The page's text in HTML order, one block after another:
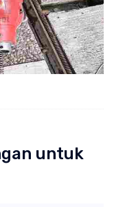
untuk